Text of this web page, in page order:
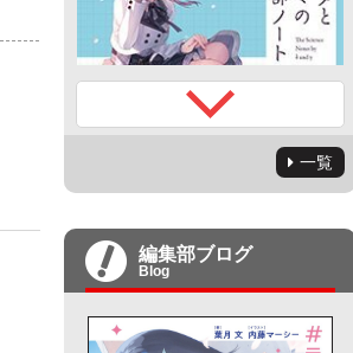
一覧
編集部ブログ
Blog